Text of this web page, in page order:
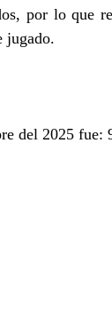
por lo que
jugado.
del 2025 fue: